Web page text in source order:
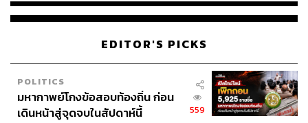
EDITOR'S PICKS
POLITICS
มหากาพย์โกงข้อสอบท้องถิ่น ก่อน
เดินหน้าสู่จุดจบในสัปดาห์นี้
559